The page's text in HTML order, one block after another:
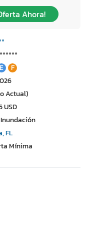
Ahora!
E
F
Actual)
USD
FL
Mínima